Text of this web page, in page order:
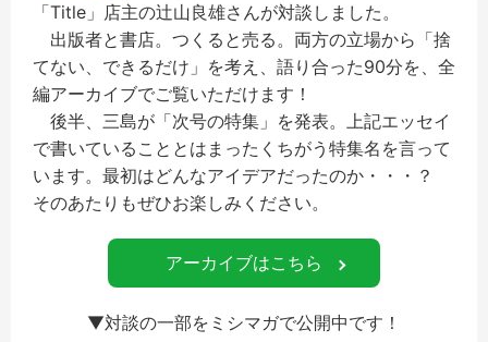
「Title」店主の辻山良雄さんが対談しました。
出版者と書店。つくると売る。両方の立場から「捨
てない、できるだけ」を考え、語り合った90分を、全
編アーカイブでご覧いただけます！
後半、三島が「次号の特集」を発表。上記エッセイ
で書いていることとはまったくちがう特集名を言って
います。最初はどんなアイデアだったのか・・・？
そのあたりもぜひお楽しみください。
アーカイブはこちら
▼対談の一部をミシマガで公開中です！